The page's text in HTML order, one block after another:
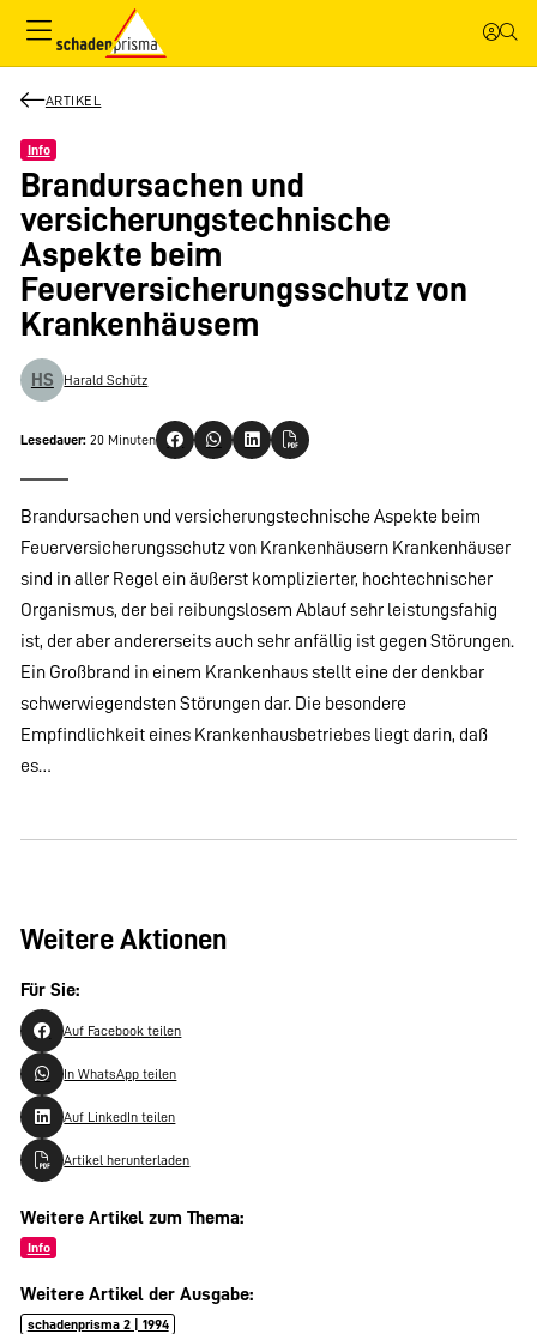
ARTIKEL
Info
Brandursachen und
versicherungstechnische
Aspekte beim
Feuerversicherungsschutz von
Krankenhäusem
HS Harald Schütz
Lesedauer: 20 Minuten
Brandursachen und versicherungstechnische Aspekte beim
Feuerversicherungsschutz von Krankenhäusern Krankenhäuser
sind in aller Regel ein äußerst komplizierter, hochtechnischer
Organismus, der bei reibungslosem Ablauf sehr leistungsfahig
ist, der aber andererseits auch sehr anfällig ist gegen Störungen.
Ein Großbrand in einem Krankenhaus stellt eine der denkbar
schwerwiegendsten Störungen dar. Die besondere
Empfindlichkeit eines Krankenhausbetriebes liegt darin, daß
es…
Weitere Aktionen
Für Sie:
Auf Facebook teilen
In WhatsApp teilen
Auf LinkedIn teilen
Artikel herunterladen
Weitere Artikel zum Thema:
Info
Weitere Artikel der Ausgabe:
schadenprisma 2 | 1994